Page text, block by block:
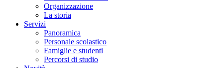
Organizzazione
La storia
Servizi
Panoramica
Personale scolastico
Famiglie e studenti
Percorsi di studio